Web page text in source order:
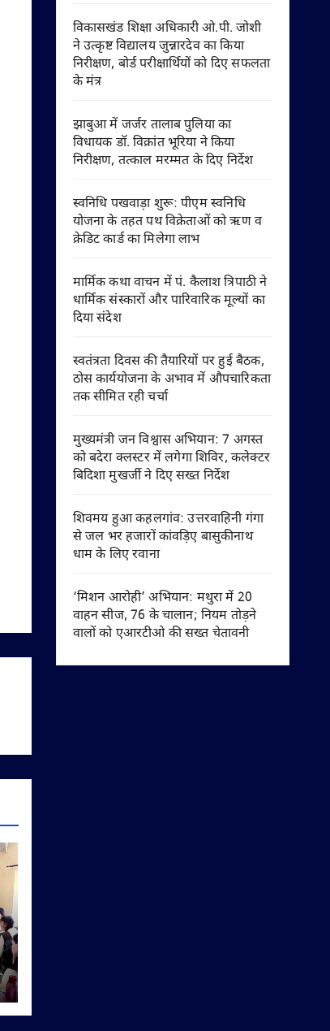
विकासखंड शिक्षा अधिकारी ओ.पी. जोशी
ने उत्कृष्ट विद्यालय जुन्नारदेव का किया
निरीक्षण, बोर्ड परीक्षार्थियों को दिए सफलता
के मंत्र
झाबुआ में जर्जर तालाब पुलिया का
विधायक डॉ. विक्रांत भूरिया ने किया
निरीक्षण, तत्काल मरम्मत के दिए निर्देश
स्वनिधि पखवाड़ा शुरू: पीएम स्वनिधि
योजना के तहत पथ विक्रेताओं को ऋण व
क्रेडिट कार्ड का मिलेगा लाभ
मार्मिक कथा वाचन में पं. कैलाश त्रिपाठी ने
धार्मिक संस्कारों और पारिवारिक मूल्यों का
दिया संदेश
स्वतंत्रता दिवस की तैयारियों पर हुई बैठक,
ठोस कार्ययोजना के अभाव में औपचारिकता
तक सीमित रही चर्चा
मुख्यमंत्री जन विश्वास अभियान: 7 अगस्त
को बदेरा क्लस्टर में लगेगा शिविर, कलेक्टर
बिदिशा मुखर्जी ने दिए सख्त निर्देश
शिवमय हुआ कहलगांव: उत्तरवाहिनी गंगा
से जल भर हजारों कांवड़िए बासुकीनाथ
धाम के लिए रवाना
‘मिशन आरोही’ अभियान: मथुरा में 20
वाहन सीज, 76 के चालान; नियम तोड़ने
वालों को एआरटीओ की सख्त चेतावनी